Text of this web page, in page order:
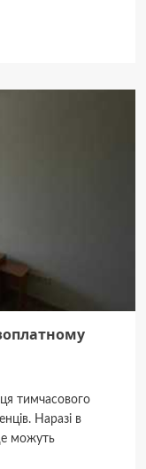
тимчасового
Наразі в
можуть